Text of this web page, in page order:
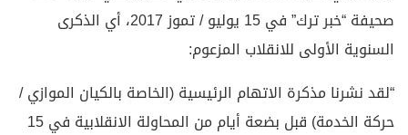
صحيفة “خبر ترك” في 15 يوليو / تموز 2017، أي الذكرى
السنوية الأولى للانقلاب المزعوم:
“لقد نشرنا مذكرة الاتهام الرئيسية (الخاصة بالكيان الموازي /
حركة الخدمة) قبل بضعة أيام من المحاولة الانقلابية في 15